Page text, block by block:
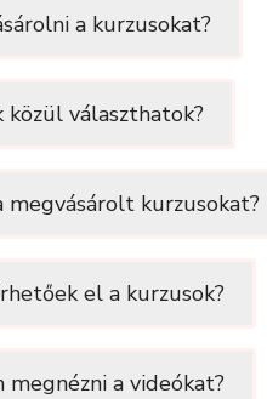
a kurzusokat?
választhatok?
kurzusokat?
el a kurzusok?
a videókat?